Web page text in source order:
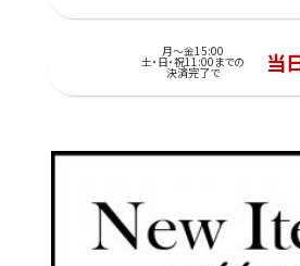
月～金15:00
土・日・祝11:00までの
決済完了で 当